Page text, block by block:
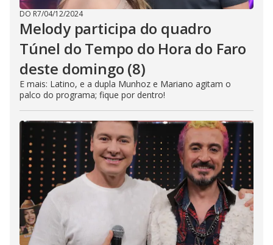
DO R7/04/12/2024
Melody participa do quadro
Túnel do Tempo do Hora do Faro
deste domingo (8)
E mais: Latino, e a dupla Munhoz e Mariano agitam o
palco do programa; fique por dentro!